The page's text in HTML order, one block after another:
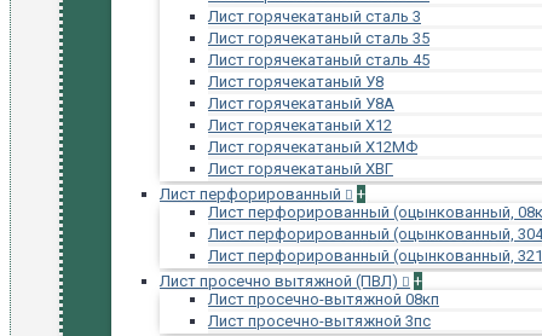
Лист горячекатаный сталь 3
Лист горячекатаный сталь 35
Лист горячекатаный сталь 45
Лист горячекатаный У8
Лист горячекатаный У8А
Лист горячекатаный Х12
Лист горячекатаный Х12МФ
Лист горячекатаный ХВГ
Лист перфорированный
+
Лист перфорированный (оцынкованный,
Лист перфорированный (оцынкованный,
Лист перфорированный (оцынкованный,
Лист просечно вытяжной (ПВЛ)
+
Лист просечно-вытяжной 08кп
Лист просечно-вытяжной 3пс